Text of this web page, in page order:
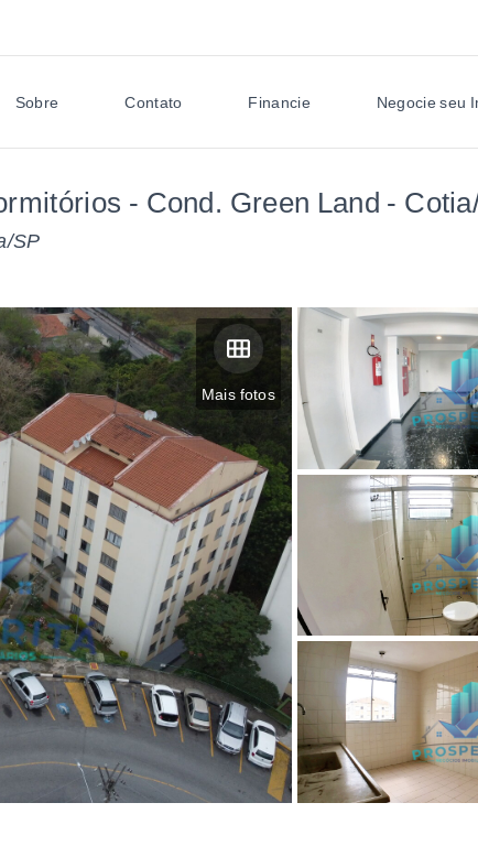
Sobre Contato Financie Negocie seu
- Cond. Green Land -
SP
Mais fotos